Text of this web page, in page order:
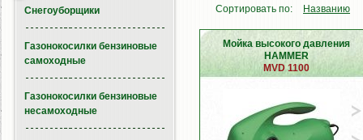
Сортировать по: Названию
Мойка высокого давления
HAMMER
MVD 1100
Снегоуборщики
Газонокосилки бензиновые
самоходные
Газонокосилки бензиновые
несамоходные